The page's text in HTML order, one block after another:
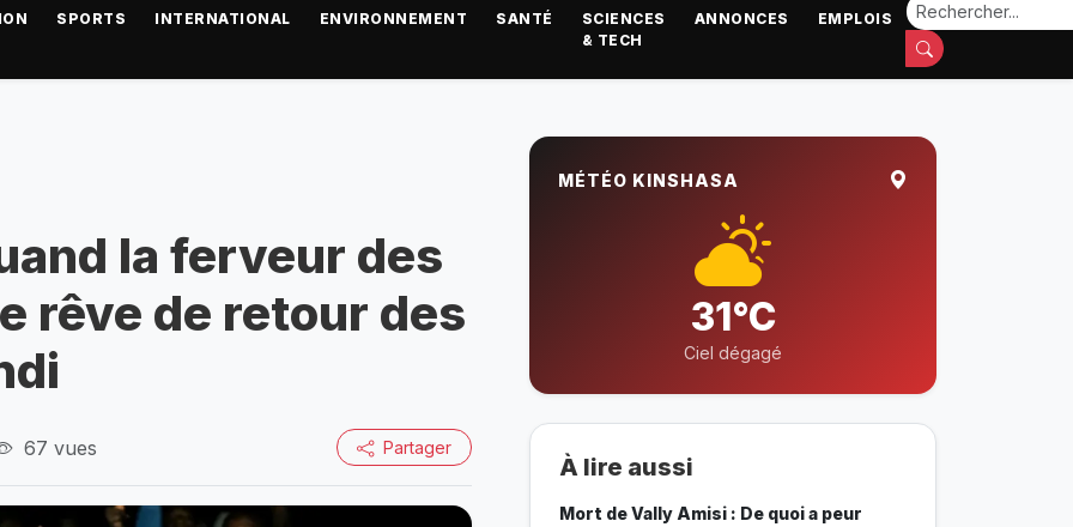
SPORTS INTERNATIONAL ENVIRONNEMENT SANTÉ
SCIENCES
& TECH
ANNONCES EMPLOIS
la ferveur des
rêve de retour des
67 vues Partager
MÉTÉO KINSHASA
31°C
Ciel dégagé
À lire aussi
Mort de Vally Amisi : De quoi a peur